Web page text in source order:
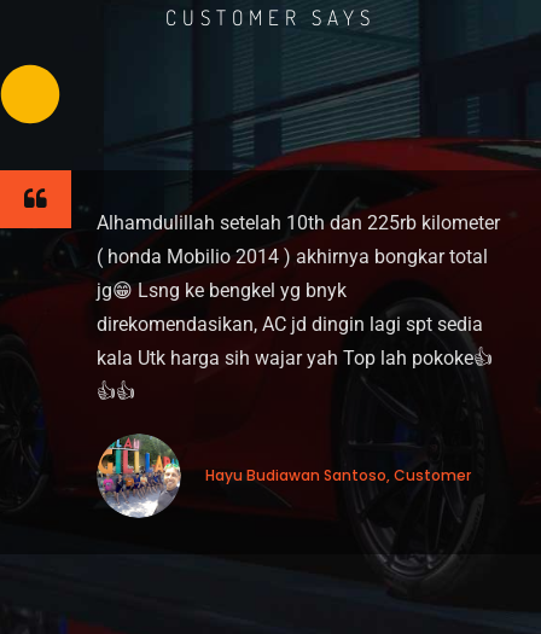
CUSTOMER SAYS
10th dan 225rb kilometer
) akhirnya bongkar total
yg bnyk
jd dingin lagi spt sedia
yah Top lah pokoke👍
Santoso, Customer
Bengkel AC
urusan
harganya
nya bersih
mobil saya
kembali...